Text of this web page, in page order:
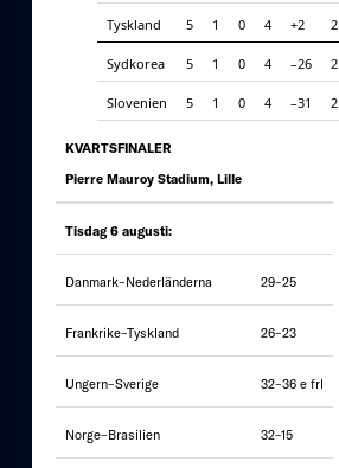
Tyskland 5 1 0 4 +2 2
Sydkorea 5 1 0 4 –26 2
Slovenien 5 1 0 4 –31 2
KVARTSFINALER
Pierre Mauroy Stadium, Lille
Tisdag 6 augusti:
Danmark–Nederländerna 29–25
Frankrike–Tyskland 26–23
Ungern–Sverige 32–36 e frl
Norge–Brasilien 32–15